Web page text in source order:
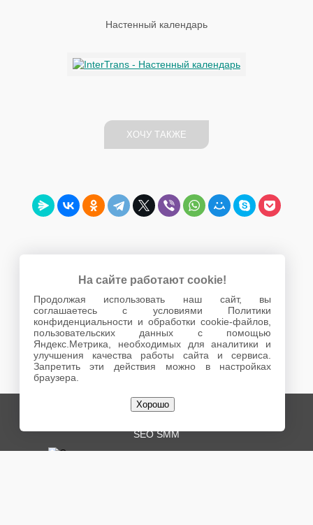
Настенный календарь
ХОЧУ ТАКЖЕ
© 2008 - 2023Digital Agency Kreotif
SEO SMM
На сайте работают cookie!
Продолжая использовать наш сайт, вы
соглашаетесь с условиями Политики
конфиденциальности и обработки cookie-файлов,
пользовательских данных с помощью
Яндекс.Метрика, необходимых для аналитики и
улучшения качества работы сайта и сервиса.
Запретить эти действия можно в настройках
браузера.
Хорошо